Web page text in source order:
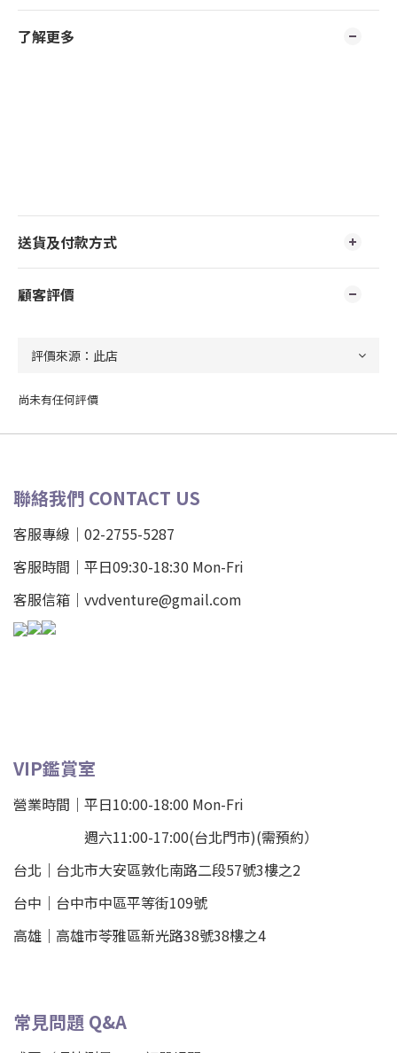
了解更多
送貨及付款方式
顧客評價
尚未有任何評價
聯絡我們 CONTACT US
客服專線｜02-2755-5287
客服時間｜平日09:30-18:30 Mon-Fri
客服信箱｜vvdventure@gmail.com
VIP鑑賞室
營業時間｜平日10:00-18:00 Mon-Fri
週六11:00-17:00(台北門市)(需預約）
台北 ｜ 台北市大安區敦化南路二段57號3樓之2
台中｜ 台中市中區平等街109號
高雄｜ 高雄市苓雅區新光路38號38樓之4
常見問題 Q&A